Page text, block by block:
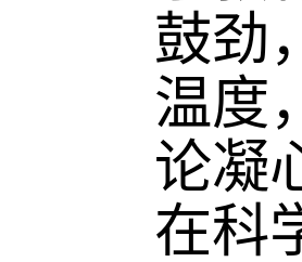
鼓劲
温度
论凝
在科